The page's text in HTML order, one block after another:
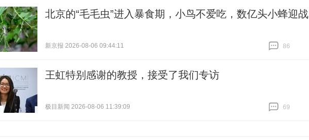
北京的“毛毛虫”进入暴食期，小鸟不爱吃，数亿头小蜂迎战
新京报 2026-08-06 09:44:11
86
王虹特别感谢的教授，接受了我们专访
极目新闻 2026-08-06 11:39:09
69